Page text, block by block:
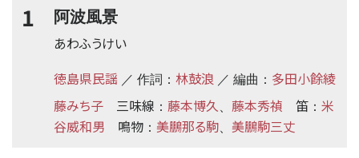
1 阿波風景
あわふうけい
徳島県民謡 ／ 作詞： 林鼓浪 ／ 編曲： 多田小餘綾
藤みち子
三味線 ： 藤本博久 藤本秀禎 笛 ： 米
谷威和男
鳴物 ： 美鵬那る駒 美鵬駒三丈